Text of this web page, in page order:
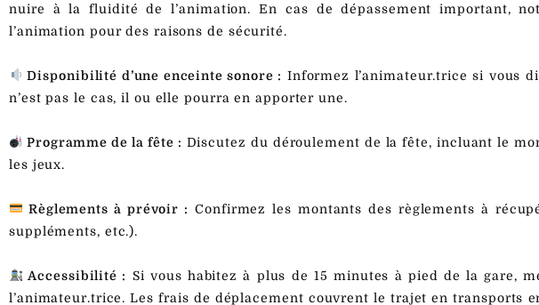
nuire à la fluidité de l’animation. En cas de dépassement important,
l’animation pour des raisons de sécurité.
Disponibilité d’une enceinte sonore : Informez l’animateur.trice si vous
n’est pas le cas, il ou elle pourra en apporter une.
Programme de la fête : Discutez du déroulement de la fête, incluant le
les jeux.
Règlements à prévoir : Confirmez les montants des règlements à
suppléments, etc.).
Accessibilité :
Si vous habitez à plus de 15 minutes à pied de la gare,
l’animateur.trice. Les frais de déplacement couvrent le trajet en transports